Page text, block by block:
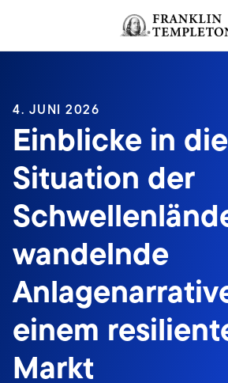
Header menu toggle
4. JUNI 2026
Einblicke in die
Situation der
wandelnde
einem
Markt